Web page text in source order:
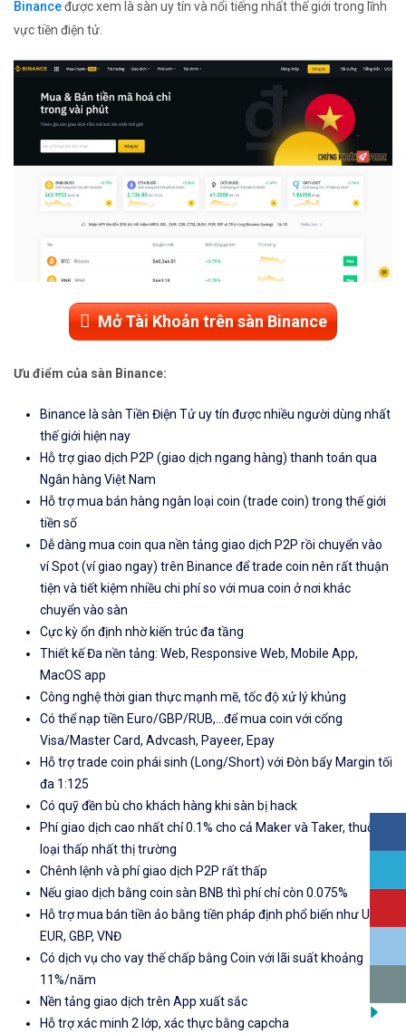
Binanceđược xem là sàn uy tín và nổi tiếng nhất thế giới trong lĩnh
vực tiền điện tử.
Mở Tài Khoản trên sàn Binance
Ưu điểm của sàn Binance:
Binance là sàn Tiền Điện Tử uy tín được nhiều người dùng nhất
thế giới hiện nay
Hỗ trợ giao dịch P2P (giao dịch ngang hàng) thanh toán qua
Ngân hàng Việt Nam
Hỗ trợ mua bán hàng ngàn loại coin (trade coin) trong thế giới
tiền số
Dễ dàng mua coin qua nền tảng giao dịch P2P rồi chuyển vào
ví Spot (ví giao ngay) trên Binance để trade coin nên rất thuận
tiện và tiết kiệm nhiều chi phí so với mua coin ở nơi khác
chuyển vào sàn
Cực kỳ ổn định nhờ kiến trúc đa tầng
Thiết kế Đa nền tảng: Web, Responsive Web, Mobile App,
MacOS app
Công nghệ thời gian thực mạnh mẽ, tốc độ xử lý khủng
Có thể nạp tiền Euro/GBP/RUB,...để mua coin với cổng
Visa/Master Card, Advcash, Payeer, Epay
Hỗ trợ trade coin phái sinh (Long/Short) với Đòn bẩy Margin tối
đa 1:125
Có quỹ đền bù cho khách hàng khi sàn bị hack
Phí giao dịch cao nhất chỉ 0.1% cho cả Maker và Taker, thuộc
loại thấp nhất thị trường
Chênh lệnh và phí giao dịch P2P rất thấp
Nếu giao dịch bằng coin sàn BNB thì phí chỉ còn 0.075%
Hỗ trợ mua bán tiền ảo bằng tiền pháp định phổ biến như USD,
EUR, GBP, VNĐ
Có dịch vụ cho vay thế chấp bằng Coin với lãi suất khoảng
11%/năm
Nền tảng giao dịch trên App xuất sắc
Hỗ trợ xác minh 2 lớp, xác thực bằng capcha